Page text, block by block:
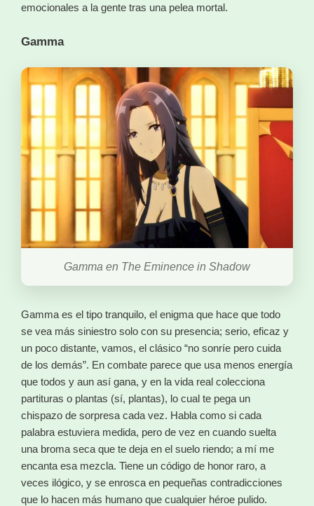
emocionales a la gente tras una pelea mortal.
Gamma
Gamma en The Eminence in Shadow
Gamma es el tipo tranquilo, el enigma que hace que todo
se vea más siniestro solo con su presencia; serio, eficaz y
un poco distante, vamos, el clásico “no sonríe pero cuida
de los demás”. En combate parece que usa menos energía
que todos y aun así gana, y en la vida real colecciona
partituras o plantas (sí, plantas), lo cual te pega un
chispazo de sorpresa cada vez. Habla como si cada
palabra estuviera medida, pero de vez en cuando suelta
una broma seca que te deja en el suelo riendo; a mí me
encanta esa mezcla. Tiene un código de honor raro, a
veces ilógico, y se enrosca en pequeñas contradicciones
que lo hacen más humano que cualquier héroe pulido.